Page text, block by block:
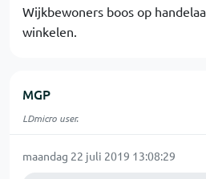
Wijkbewoners boos op
winkelen.
MGP
LDmicro user.
maandag 22 juli 2019 13:08:29